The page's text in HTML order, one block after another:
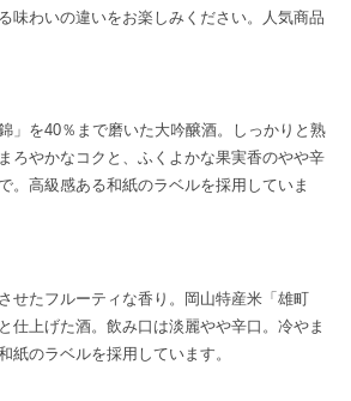
味わいの違いをお楽しみください。人気商品
」を40％まで磨いた大吟醸酒。しっかりと熟
ろやかなコクと、ふくよかな果実香のやや辛
。高級感ある和紙のラベルを採用していま
せたフルーティな香り。岡山特産米「雄町
仕上げた酒。飲み口は淡麗やや辛口。冷やま
紙のラベルを採用しています。